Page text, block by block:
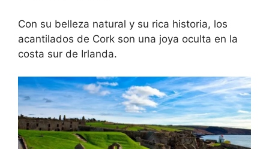
Con su belleza natural y su rica historia, los
acantilados de Cork son una joya oculta en la
costa sur de Irlanda.